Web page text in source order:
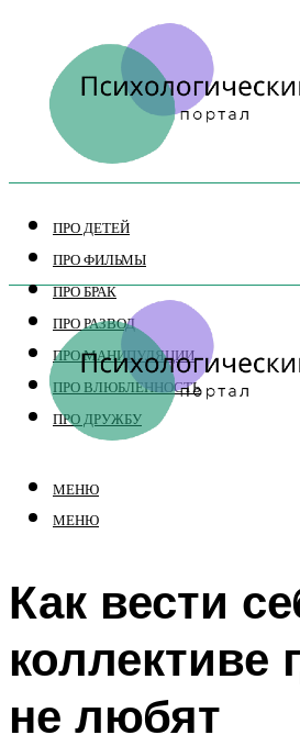
ПРО ДЕТЕЙ
ПРО ФИЛЬМЫ
ПРО БРАК
ПРО РАЗВОД
ПРО МАНИПУЛЯЦИИ
ПРО ВЛЮБЛЕННОСТЬ
ПРО ДРУЖБУ
МЕНЮ
МЕНЮ
Как вести
коллективе
не любят